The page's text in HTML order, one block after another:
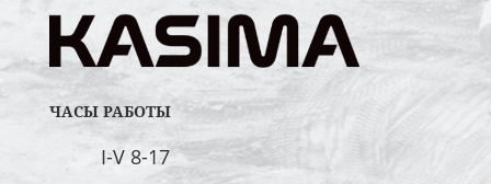
ЧАСЫ РАБОТЫ
I-V 8-17